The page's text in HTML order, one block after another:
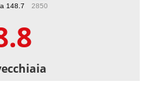
148.7 2850